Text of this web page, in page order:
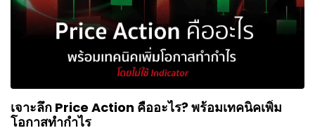
เจาะลึก Price Action คืออะไร? พร้อมเทคนิคเพิ่ม
โอกาสทำกำไร